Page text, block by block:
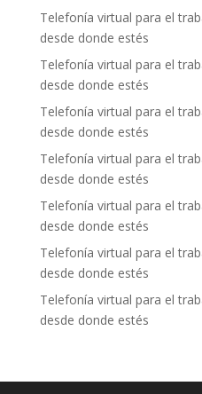
Telefonía virtual para el
desde donde estés
Telefonía virtual para el
desde donde estés
Telefonía virtual para el
desde donde estés
Telefonía virtual para el
desde donde estés
Telefonía virtual para el
desde donde estés
Telefonía virtual para el
desde donde estés
Telefonía virtual para el
desde donde estés